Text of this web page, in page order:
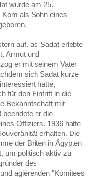
wurde am 25.
als Sohn eines
auf. as-Sadat erlebte
Armut und
er mit seinem Vater
sich Sadat kurze
hatte,
für den Eintritt in die
Bekanntschaft mit
beendete er die
Offiziers. 1936 hatte
erhalten. Die
der Briten in Ägypten
um politisch aktiv zu
des
agierenden "Komitees